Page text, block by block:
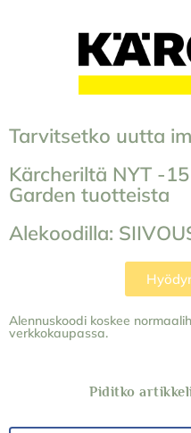
Tarvitsetko uutta
Kärcheriltä NYT -
Garden tuotteista
Alekoodilla:
Alennuskoodi koskee
verkkokaupassa.
Piditko